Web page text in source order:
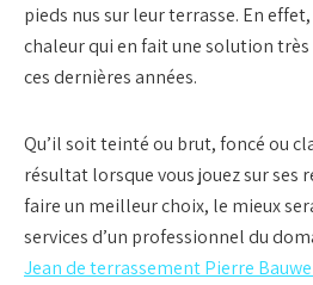
pieds nus sur leur terrasse. En
chaleur qui en fait une solution
ces dernières années.
Qu’il soit teinté ou brut, foncé ou
résultat lorsque vous jouez sur ses
faire un meilleur choix, le mieux
services d’un professionnel du
Jean de terrassement Pierre